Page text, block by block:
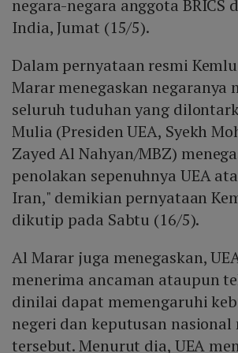
negara-negara anggota BRICS
India, Jumat (15/5).
Dalam pernyataan resmi
Marar menegaskan negaranya
seluruh tuduhan yang
Mulia (Presiden UEA, Syekh
Zayed Al Nahyan/MBZ)
penolakan sepenuhnya UEA
Iran," demikian pernyataan
dikutip pada Sabtu (16/5).
Al Marar juga menegaskan,
menerima ancaman ataupun
dinilai dapat memengaruhi
negeri dan keputusan nasional
tersebut. Menurut dia, UEA